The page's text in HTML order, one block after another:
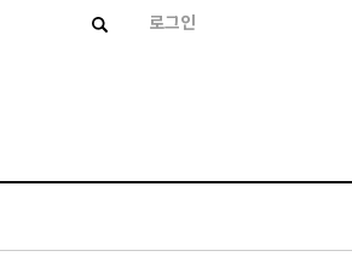
로그인